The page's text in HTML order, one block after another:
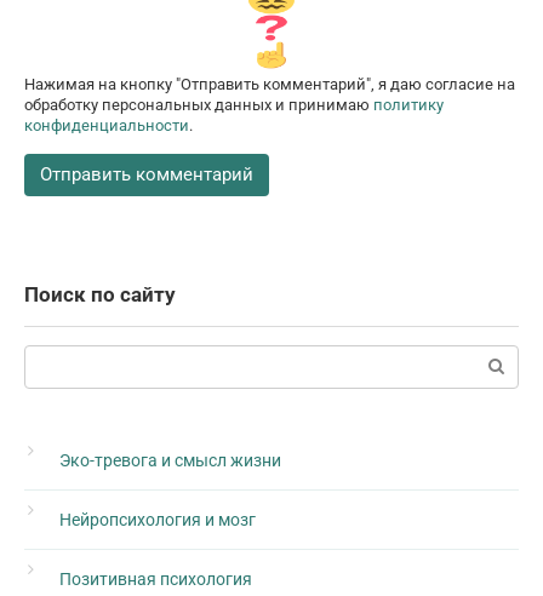
Нажимая на кнопку "Отправить комментарий", я даю согласие на
обработку персональных данных и принимаю политику
конфиденциальности.
Поиск по сайту
Поиск:
Эко-тревога и смысл жизни
Нейропсихология и мозг
Позитивная психология